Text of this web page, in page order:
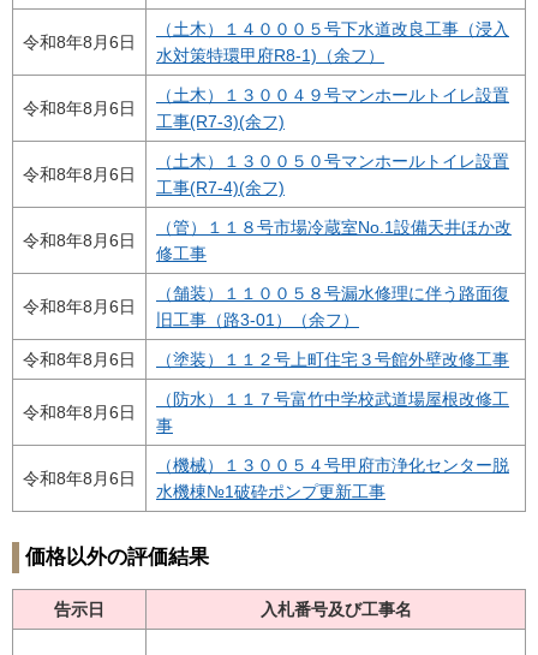
令和8年8月6日
（土木）１４０００５号下水道改良工事（浸入
水対策特環甲府R8-1)（余フ）
令和8年8月6日
（土木）１３００４９号マンホールトイレ設置
工事(R7-3)(余フ)
令和8年8月6日
（土木）１３００５０号マンホールトイレ設置
工事(R7-4)(余フ)
令和8年8月6日
（管）１１８号市場冷蔵室No.1設備天井ほか改
修工事
令和8年8月6日
（舗装）１１００５８号漏水修理に伴う路面復
旧工事（路3-01）（余フ）
令和8年8月6日 （塗装）１１２号上町住宅３号館外壁改修工事
令和8年8月6日
（防水）１１７号富竹中学校武道場屋根改修工
事
令和8年8月6日
（機械）１３００５４号甲府市浄化センター脱
水機棟№1破砕ポンプ更新工事
価格以外の評価結果
告示日 入札番号及び工事名